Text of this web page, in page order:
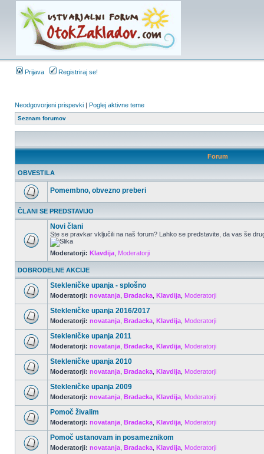
Prijava Registriraj se!
Neodgovorjeni prispevki | Poglej aktivne teme
Seznam forumov
Forum
OBVESTILA
Pomembno, obvezno preberi
ČLANI SE PREDSTAVIJO
Novi člani
Ste se pravkar vključili na naš forum? Lahko se predstavite, da vas še
Moderatorji: Klavdija Moderatorji
DOBRODELNE AKCIJE
Stekleničke upanja - splošno
Moderatorji: novatanja Bradacka Klavdija Moderatorji
Stekleničke upanja 2016/2017
Moderatorji: novatanja Bradacka Klavdija Moderatorji
Stekleničke upanja 2011
Moderatorji: novatanja Bradacka Klavdija Moderatorji
Stekleničke upanja 2010
Moderatorji: novatanja Bradacka Klavdija Moderatorji
Stekleničke upanja 2009
Moderatorji: novatanja Bradacka Klavdija Moderatorji
Pomoč živalim
Moderatorji: novatanja Bradacka Klavdija Moderatorji
Pomoč ustanovam in posameznikom
Moderatorji: novatanja Bradacka Klavdija Moderatorji